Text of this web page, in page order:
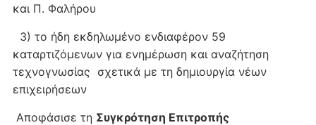
και Π. Φαλήρου
3) το ήδη εκδηλωμένο ενδιαφέρον 59
καταρτιζόμενων για ενημέρωση και αναζήτηση
τεχνογνωσίας σχετικά με τη δημιουργία νέων
επιχειρήσεων
Αποφάσισε τη Συγκρότηση Επιτροπής